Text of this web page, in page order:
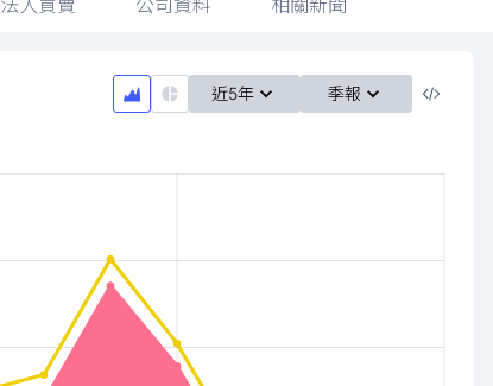
近5年 季報